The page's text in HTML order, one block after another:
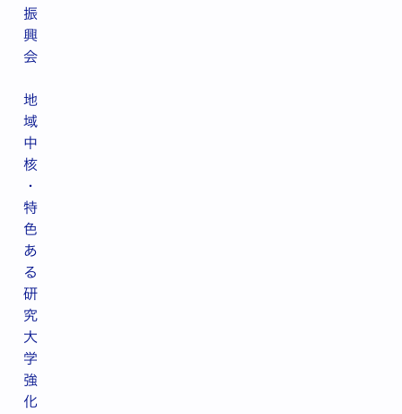
振
興
会
地
域
中
核
・
特
色
あ
る
研
究
大
学
強
化